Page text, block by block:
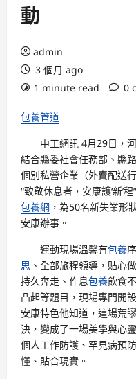
動
admin
3 個月 ago
1 minute read
0
包養管道
中工網訊 4月29日，
結合縣委社會任務部、縣
個別私營企業（外賣配送
“致敬休息者，安康護‘新’
包養網 ，為50名新失業形
安康辦事。
運動現場溫馨有包養
思 、全部旅程領導，貼心
持久奔走、作息包養飲食
凸起等題目，現場專門開
安康特色他知道，這場荒
決，變成了一場美學與心
個人工作防護、罕見病預
懂、貼合現實。